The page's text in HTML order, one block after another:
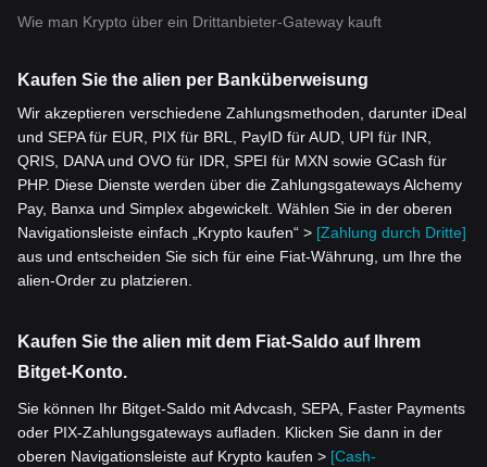
Wie man Krypto über ein Drittanbieter-Gateway kauft
Kaufen Sie the alien per Banküberweisung
Wir akzeptieren verschiedene Zahlungsmethoden, darunter iDeal
und SEPA für EUR, PIX für BRL, PayID für AUD, UPI für INR,
QRIS, DANA und OVO für IDR, SPEI für MXN sowie GCash für
PHP. Diese Dienste werden über die Zahlungsgateways Alchemy
Pay, Banxa und Simplex abgewickelt. Wählen Sie in der oberen
Navigationsleiste einfach „Krypto kaufen“ > [Zahlung durch Dritte]
aus und entscheiden Sie sich für eine Fiat-Währung, um Ihre the
alien-Order zu platzieren.
Kaufen Sie the alien mit dem Fiat-Saldo auf Ihrem
Bitget-Konto.
Sie können Ihr Bitget-Saldo mit Advcash, SEPA, Faster Payments
oder PIX-Zahlungsgateways aufladen. Klicken Sie dann in der
oberen Navigationsleiste auf Krypto kaufen > [Cash-